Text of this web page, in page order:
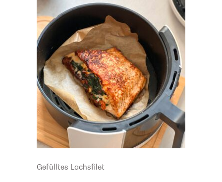
Gefülltes Lachsfilet